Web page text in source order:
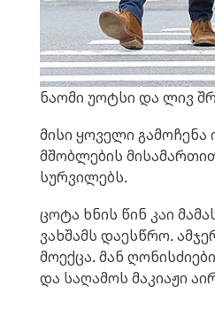
ნაომი უოტსი და ლივ
მისი ყოველი
მშობლების
სურვილებს.
ცოტა ხნის წინ კაი
ვახშამს დაესწრო.
მოექცა. მან
და საღამოს მაკიაჟი